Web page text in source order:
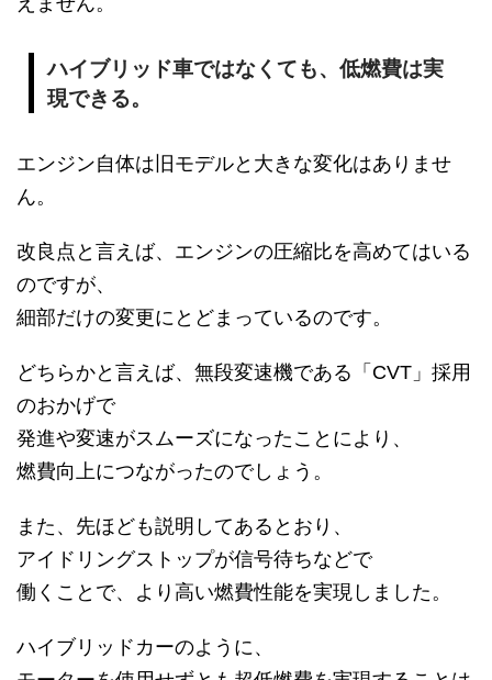
ハイブリッド車ではなくても、低燃費は実
現できる。
エンジン自体は旧モデルと大きな変化はありませ
ん。
改良点と言えば、エンジンの圧縮比を高めてはいる
のですが、
細部だけの変更にとどまっているのです。
どちらかと言えば、無段変速機である「CVT」採用
のおかげで
発進や変速がスムーズになったことにより、
燃費向上につながったのでしょう。
また、先ほども説明してあるとおり、
アイドリングストップが信号待ちなどで
働くことで、より高い燃費性能を実現しました。
ハイブリッドカーのように、